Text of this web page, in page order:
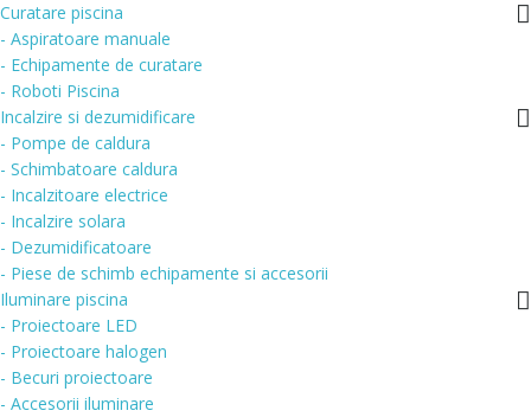
Curatare piscina
- Aspiratoare manuale
- Echipamente de curatare
- Roboti Piscina
Incalzire si dezumidificare
- Pompe de caldura
- Schimbatoare caldura
- Incalzitoare electrice
- Incalzire solara
- Dezumidificatoare
- Piese de schimb echipamente si accesorii
Iluminare piscina
- Proiectoare LED
- Proiectoare halogen
- Becuri proiectoare
- Accesorii iluminare